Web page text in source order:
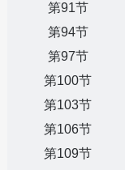
第91节
第94节
第97节
第100节
第103节
第106节
第109节